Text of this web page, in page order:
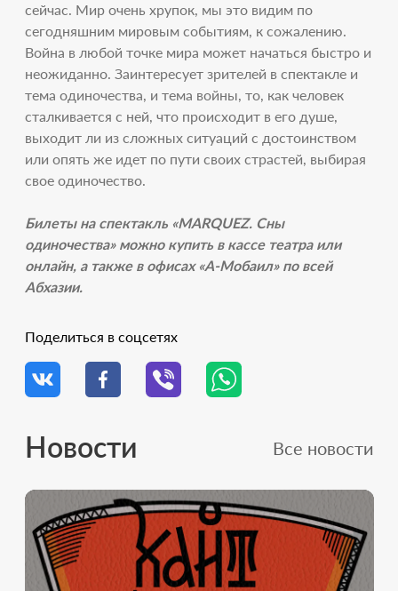
сейчас. Мир очень хрупок, мы это видим по
сегодняшним мировым событиям, к сожалению.
Война в любой точке мира может начаться быстро и
неожиданно. Заинтересует зрителей в спектакле и
тема одиночества, и тема войны, то, как человек
сталкивается с ней, что происходит в его душе,
выходит ли из сложных ситуаций с достоинством
или опять же идет по пути своих страстей, выбирая
свое одиночество.
Билеты на спектакль «MARQUEZ. Сны
одиночества» можно купить в кассе театра или
онлайн, а также в офисах «А-Мобаил» по всей
Абхазии.
Поделиться в соцсетях
Новости Все новости